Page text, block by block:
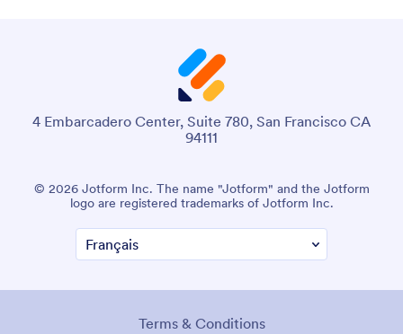
4 Embarcadero Center, Suite 780, San Francisco CA
94111
© 2026 Jotform Inc. The name "Jotform" and the Jotform
logo are registered trademarks of Jotform Inc.
Terms & Conditions